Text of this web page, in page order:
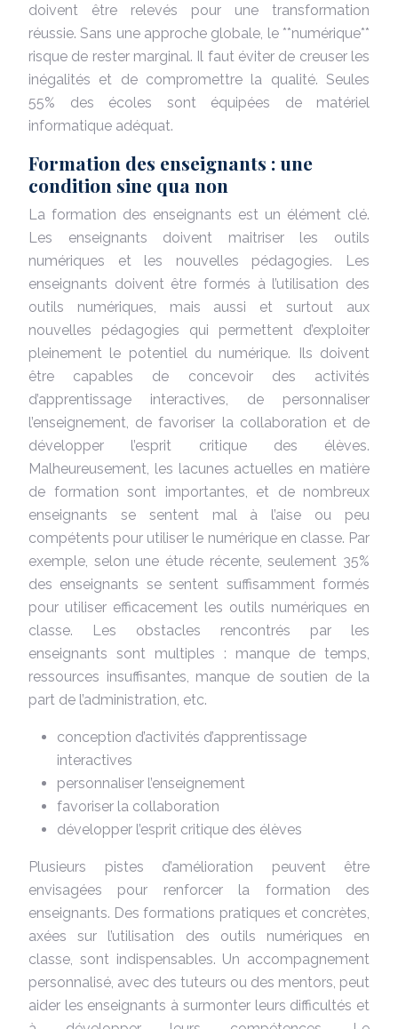
doivent être relevés pour une transformation
réussie. Sans une approche globale, le **numérique**
risque de rester marginal. Il faut éviter de creuser les
inégalités et de compromettre la qualité. Seules
55% des écoles sont équipées de matériel
informatique adéquat.
Formation des enseignants : une
condition sine qua non
La formation des enseignants est un élément clé.
Les enseignants doivent maitriser les outils
numériques et les nouvelles pédagogies. Les
enseignants doivent être formés à l’utilisation des
outils numériques, mais aussi et surtout aux
nouvelles pédagogies qui permettent d’exploiter
pleinement le potentiel du numérique. Ils doivent
être capables de concevoir des activités
d’apprentissage interactives, de personnaliser
l’enseignement, de favoriser la collaboration et de
développer l’esprit critique des élèves.
Malheureusement, les lacunes actuelles en matière
de formation sont importantes, et de nombreux
enseignants se sentent mal à l’aise ou peu
compétents pour utiliser le numérique en classe. Par
exemple, selon une étude récente, seulement 35%
des enseignants se sentent suffisamment formés
pour utiliser efficacement les outils numériques en
classe. Les obstacles rencontrés par les
enseignants sont multiples : manque de temps,
ressources insuffisantes, manque de soutien de la
part de l’administration, etc.
conception d’activités d’apprentissage
interactives
personnaliser l’enseignement
favoriser la collaboration
développer l’esprit critique des élèves
Plusieurs pistes d’amélioration peuvent être
envisagées pour renforcer la formation des
enseignants. Des formations pratiques et concrètes,
axées sur l’utilisation des outils numériques en
classe, sont indispensables. Un accompagnement
personnalisé, avec des tuteurs ou des mentors, peut
aider les enseignants à surmonter leurs difficultés et